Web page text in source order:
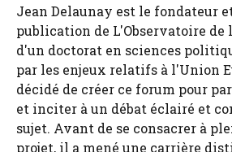
Jean Delaunay est le fondateur
publication de L'Observatoire de
d'un doctorat en sciences
par les enjeux relatifs à l'Union
décidé de créer ce forum pour
et inciter à un débat éclairé et
sujet. Avant de se consacrer à
projet, il a mené une carrière